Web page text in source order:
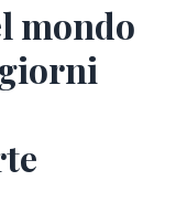
mondo